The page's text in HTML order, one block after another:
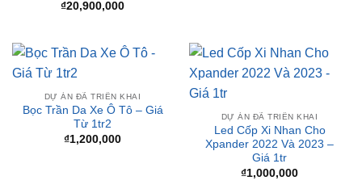
DỰ ÁN ĐÃ TRIỂN KHAI
Bọc Trần Da Xe Ô Tô – Giá
₫1,200,000
DỰ ÁN ĐÃ TRIỂN KHAI
Led Cốp Xi Nhan Cho
Giá 1tr
₫1,000,000